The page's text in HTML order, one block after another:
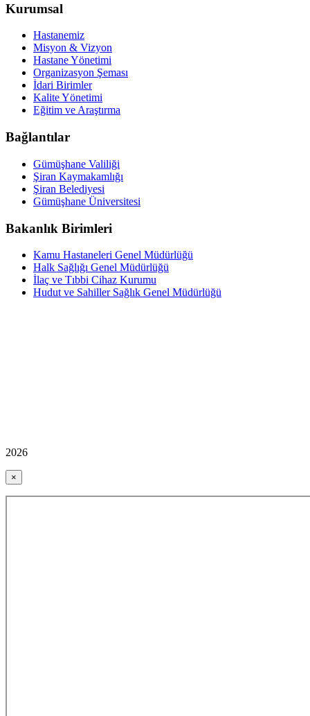
Kurumsal
Hastanemiz
Misyon & Vizyon
Hastane Yönetimi
Organizasyon Şeması
İdari Birimler
Kalite Yönetimi
Eğitim ve Araştırma
Bağlantılar
Gümüşhane Valiliği
Şiran Kaymakamlığı
Şiran Belediyesi
Gümüşhane Üniversitesi
Bakanlık Birimleri
Kamu Hastaneleri Genel Müdürlüğü
Halk Sağlığı Genel Müdürlüğü
İlaç ve Tıbbi Cihaz Kurumu
Hudut ve Sahiller Sağlık Genel Müdürlüğü
2026
×